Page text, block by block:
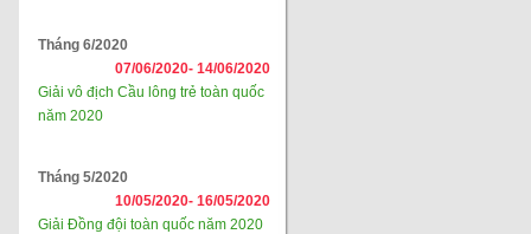
Tháng 6/2020
07/06/2020- 14/06/2020
Giải vô địch Cầu lông trẻ toàn quốc
năm 2020
Tháng 5/2020
10/05/2020- 16/05/2020
Giải Đồng đội toàn quốc năm 2020